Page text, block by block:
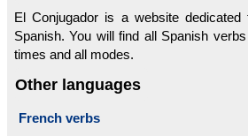
El Conjugador is a website dedicated
Spanish. You will find all Spanish
times and all modes.
Other languages
French verbs